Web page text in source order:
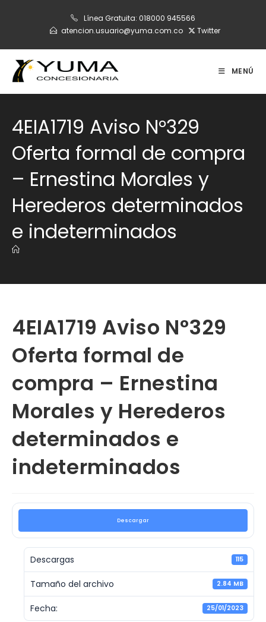
Línea Gratuita: 018000 945566
atencion.usuario@yuma.com.co
Twitter
MENÚ
4EIA1719 Aviso N°329
Oferta formal de compra
– Ernestina Morales y
Herederos determinados
e indeterminados
4EIA1719 Aviso N°329
Oferta formal de
compra – Ernestina
Morales y Herederos
determinados e
indeterminados
Descargar
Descargas 115
Tamaño del archivo 2.84 MB
Fecha: 25/01/2023